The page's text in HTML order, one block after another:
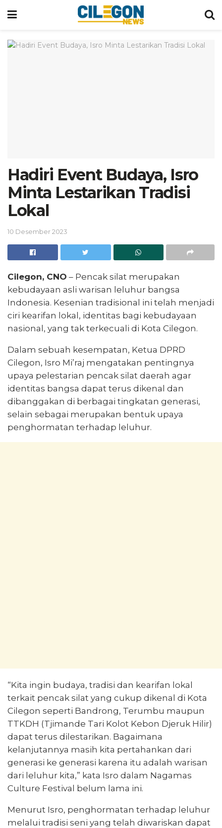
Hadiri Event Budaya, Isro
Minta Lestarikan Tradisi
Lokal
10 Desember 2023
Cilegon, CNO – Pencak silat merupakan
kebudayaan asli warisan leluhur bangsa
Indonesia. Kesenian tradisional ini telah menjadi
ciri kearifan lokal, identitas bagi kebudayaan
nasional, yang tak terkecuali di Kota Cilegon.
Dalam sebuah kesempatan, Ketua DPRD
Cilegon, Isro Mi’raj mengatakan pentingnya
upaya pelestarian pencak silat daerah agar
identitas bangsa dapat terus dikenal dan
dibanggakan di berbagai tingkatan generasi,
selain sebagai merupakan bentuk upaya
penghormatan terhadap leluhur.
“Kita ingin budaya, tradisi dan kearifan lokal
terkait pencak silat yang cukup dikenal di Kota
Cilegon seperti Bandrong, Terumbu maupun
TTKDH (Tjimande Tari Kolot Kebon Djeruk Hilir)
dapat terus dilestarikan. Bagaimana
kelanjutannya masih kita pertahankan dari
generasi ke generasi karena itu adalah warisan
dari leluhur kita,” kata Isro dalam Nagamas
Culture Festival belum lama ini.
Menurut Isro, penghormatan terhadap leluhur
melalui tradisi seni yang telah diwariskan dapat